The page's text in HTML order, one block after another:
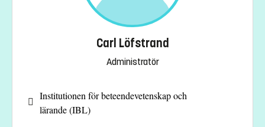
Carl Löfstrand
Administratör
Institutionen för beteendevetenskap och
lärande (IBL)